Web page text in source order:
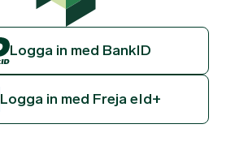
Logga in med BankID
Logga in med Freja eId+